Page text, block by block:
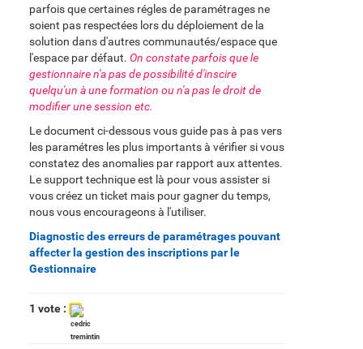
parfois que certaines régles de paramétrages ne
soient pas respectées lors du déploiement de la
solution dans d'autres communautés/espace que
l'espace par défaut. On constate parfois que le
gestionnaire n'a pas de possibilité d'inscire
quelqu'un à une formation ou n'a pas le droit de
modifier une session etc.
Le document ci-dessous vous guide pas à pas vers
les paramétres les plus importants à vérifier si vous
constatez des anomalies par rapport aux attentes.
Le support technique est là pour vous assister si
vous créez un ticket mais pour gagner du temps,
nous vous encourageons à l'utiliser.
Diagnostic des erreurs de paramétrages pouvant
affecter la gestion des inscriptions par le
Gestionnaire
1 vote :